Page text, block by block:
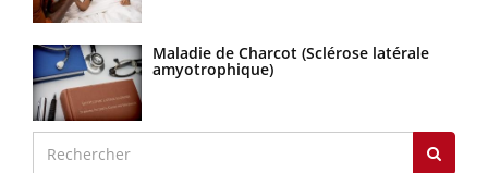
Maladie de Charcot (Sclérose latérale
amyotrophique)